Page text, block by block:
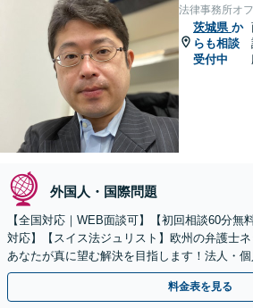
法律事務所オ
茨城県 か
らも相談
受付中
外国人・国際問題
【全国対応｜WEB面談可】【初回相談60分無
対応】【スイス法ジュリスト】欧州の弁護士ネ
あなたが真に望む解決を目指します！法人・
やかな連絡と粘り強い交渉を徹底【休日・夜
料金表を見る